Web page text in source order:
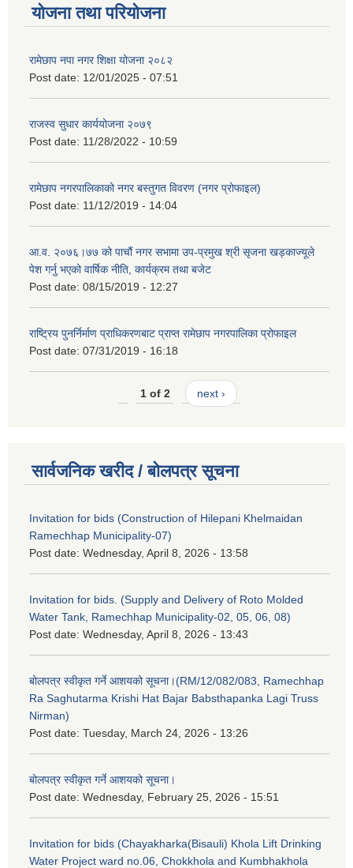
योजना तथा परियोजना
रामेछाप नपा नगर शिक्षा योजना २०८२
Post date: 12/01/2025 - 07:51
राजस्व सुधार कार्ययोजना २०७९
Post date: 11/28/2022 - 10:59
रामेछाप नगरपालिकाको नगर बस्तुगत विवरण (नगर प्रोफाइल)
Post date: 11/12/2019 - 14:04
आ.व. २०७६।७७ को पाचौं नगर सभामा उप-प्रमुख श्री सृजना खड्काज्यूले
पेश गर्नु भएको वार्षिक नीति, कार्यक्रम तथा बजेट
Post date: 08/15/2019 - 12:27
राष्ट्रिय पुनर्निर्माण प्राधिकरणबाट प्राप्त रामेछाप नगरपालिका प्रोफाइल
Post date: 07/31/2019 - 16:18
1 of 2 next ›
सार्वजनिक खरीद / बोलपत्र सूचना
Invitation for bids (Construction of Hilepani Khelmaidan
Ramechhap Municipality-07)
Post date: Wednesday, April 8, 2026 - 13:58
Invitation for bids. (Supply and Delivery of Roto Molded
Water Tank, Ramechhap Municipality-02, 05, 06, 08)
Post date: Wednesday, April 8, 2026 - 13:43
बोलपत्र स्वीकृत गर्ने आशयको सूचना।(RM/12/082/083, Ramechhap
Ra Saghutarma Krishi Hat Bajar Babsthapanka Lagi Truss
Nirman)
Post date: Tuesday, March 24, 2026 - 13:26
बोलपत्र स्वीकृत गर्ने आशयको सूचना।
Post date: Wednesday, February 25, 2026 - 15:51
Invitation for bids (Chayakharka(Bisauli) Khola Lift Drinking
Water Project ward no.06, Chokkhola and Kumbhakhola